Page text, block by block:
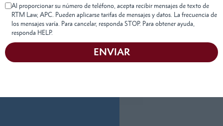
Al proporcionar su número de teléfono, acepta recibir mensajes de texto de
RTM Law, APC. Pueden aplicarse tarifas de mensajes y datos. La frecuencia de
los mensajes varía. Para cancelar, responda STOP. Para obtener ayuda,
responda HELP.
ENVIAR